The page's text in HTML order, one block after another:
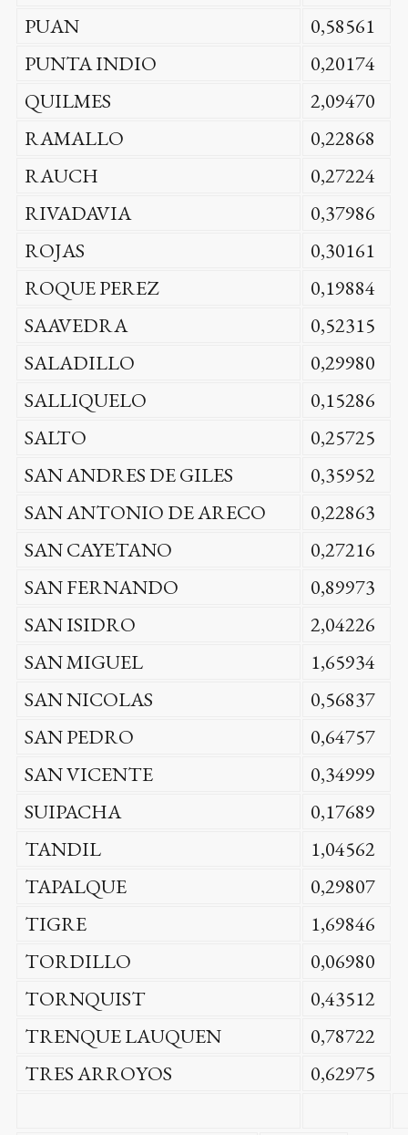
PUAN
0,58561
PUNTA INDIO
0,20174
QUILMES
2,09470
RAMALLO
0,22868
RAUCH
0,27224
RIVADAVIA
0,37986
ROJAS
0,30161
ROQUE PEREZ
0,19884
SAAVEDRA
0,52315
SALADILLO
0,29980
SALLIQUELO
0,15286
SALTO
0,25725
SAN ANDRES DE GILES
0,35952
SAN ANTONIO DE ARECO
0,22863
SAN CAYETANO
0,27216
SAN FERNANDO
0,89973
SAN ISIDRO
2,04226
SAN MIGUEL
1,65934
SAN NICOLAS
0,56837
SAN PEDRO
0,64757
SAN VICENTE
0,34999
SUIPACHA
0,17689
TANDIL
1,04562
TAPALQUE
0,29807
TIGRE
1,69846
TORDILLO
0,06980
TORNQUIST
0,43512
TRENQUE LAUQUEN
0,78722
TRES ARROYOS
0,62975